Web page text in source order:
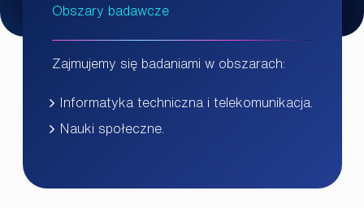
Obszary badawcze
Zajmujemy się badaniami w obszarach:
Informatyka techniczna i telekomunikacja.
Nauki społeczne.